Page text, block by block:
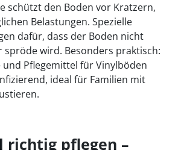
schützt den Boden vor Kratzern,
Belastungen. Spezielle
dafür, dass der Boden nicht
wird. Besonders praktisch:
und Pflegemittel für Vinylböden
ideal für Familien mit
richtig pflegen –